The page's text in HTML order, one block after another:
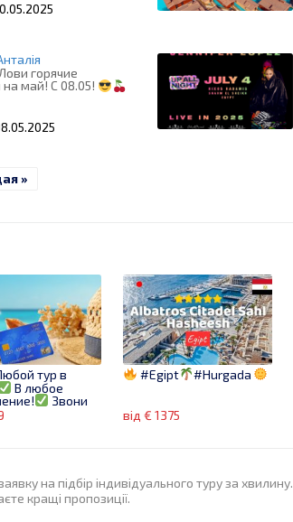
Лови горячие
май! С 08.05!
»
тур в
В любое
Звони
#Egipt #Hurgada
від € 1375
на підбір індивідуального туру за хвилину.
кращі пропозиції.